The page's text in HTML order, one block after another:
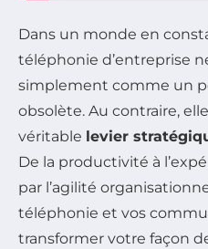
Dans un monde en
téléphonie d’entreprise
simplement comme un
obsolète. Au contraire,
véritable levier
De la productivité à
par l’agilité
téléphonie et vos
transformer votre façon